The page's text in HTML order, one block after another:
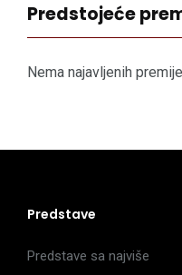
Predstojeće
Nema najavljenih
Predstave
Predstave sa najviše